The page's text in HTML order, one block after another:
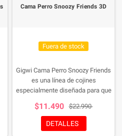
Cama Perro Snoozy Friends 3D
Fuera de stock
Gigwi Cama Perro Snoozy Friends
es una línea de cojines
especialmente diseñada para que
lugar para acurrucarse.
$11.490 $22.990
DETALLES